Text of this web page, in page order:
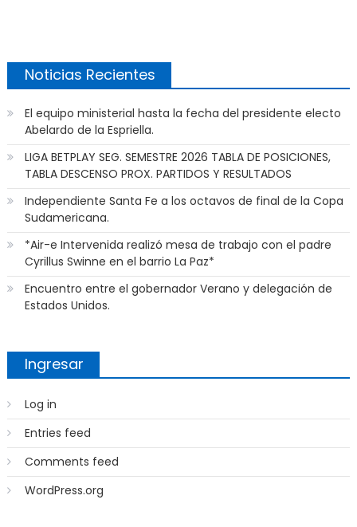
Noticias Recientes
El equipo ministerial hasta la fecha del presidente electo
Abelardo de la Espriella.
LIGA BETPLAY SEG. SEMESTRE 2026 TABLA DE POSICIONES,
TABLA DESCENSO PROX. PARTIDOS Y RESULTADOS
Independiente Santa Fe a los octavos de final de la Copa
Sudamericana.
*Air-e Intervenida realizó mesa de trabajo con el padre
Cyrillus Swinne en el barrio La Paz*
Encuentro entre el gobernador Verano y delegación de
Estados Unidos.
Ingresar
Log in
Entries feed
Comments feed
WordPress.org